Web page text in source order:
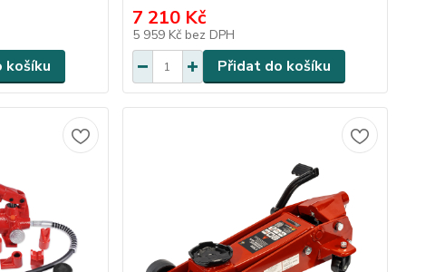
košíku
7 210 Kč
5 959 Kč bez DPH
Přidat do košíku